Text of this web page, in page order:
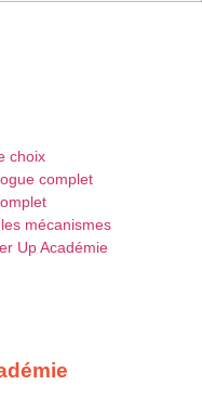
choix
complet
mécanismes
Up Académie